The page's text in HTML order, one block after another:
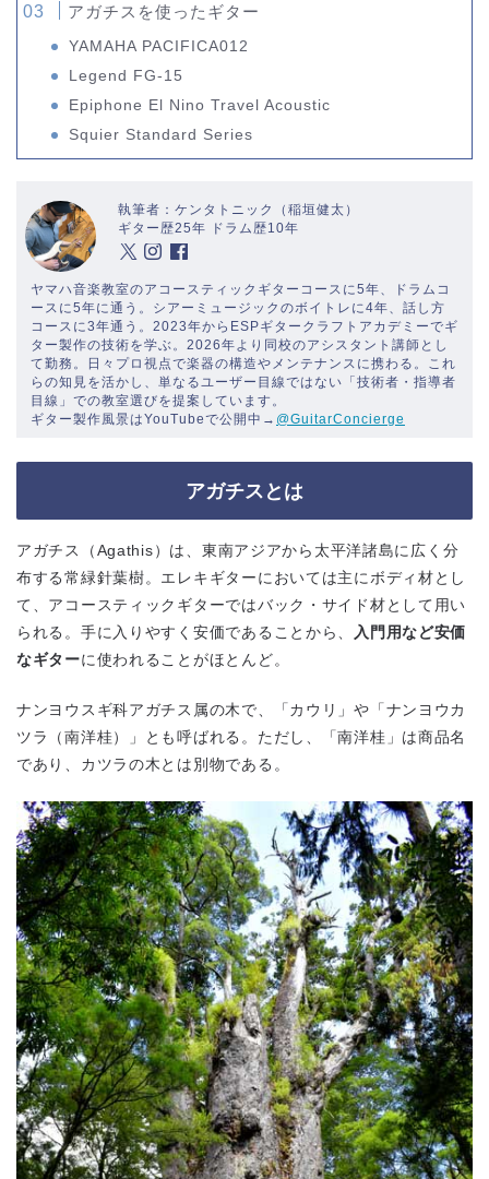
アガチスを使ったギター
YAMAHA PACIFICA012
Legend FG-15
Epiphone El Nino Travel Acoustic
Squier Standard Series
執筆者：ケンタトニック（稲垣健太）
ギター歴25年 ドラム歴10年
ヤマハ音楽教室のアコースティックギターコースに5年、ドラムコ
ースに5年に通う。シアーミュージックのボイトレに4年、話し方
コースに3年通う。2023年からESPギタークラフトアカデミーでギ
ター製作の技術を学ぶ。2026年より同校のアシスタント講師とし
て勤務。日々プロ視点で楽器の構造やメンテナンスに携わる。これ
らの知見を活かし、単なるユーザー目線ではない「技術者・指導者
目線」での教室選びを提案しています。
ギター製作風景はYouTubeで公開中→ @GuitarConcierge
アガチスとは
アガチス（Agathis）は、東南アジアから太平洋諸島に広く分
布する常緑針葉樹。エレキギターにおいては主にボディ材とし
て、アコースティックギターではバック・サイド材として用い
られる。手に入りやすく安価であることから、 入門用など安価
なギターに使われることがほとんど。
ナンヨウスギ科アガチス属の木で、「カウリ」や「ナンヨウカ
ツラ（南洋桂）」とも呼ばれる。ただし、「南洋桂」は商品名
であり、カツラの木とは別物である。